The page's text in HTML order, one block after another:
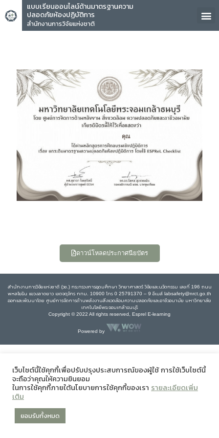
แบบเรียนออนไลน์ด้านมาตรฐานความ
ปลอดภัยห้องปฏิบัติการ
สำนักงานการวิจัยแห่งชาติ
คุณ
ดาวน์โหลดประกาศนียบัตร
สำนักงานการวิจัยแห่งชาติ (วช.) กระทรวงการอุดมศึกษา วิทยาศาสตร์ วิจัยและนวัตกรรม เลขที่ 196 ถนน
พหลโยธิน แขวงลาดยาว เขตจตุจักร กทม. 10900 โทร 0 25791370 – 9 อีเมล์ labsafety@nrct.go.th
ออกและพัฒนาโดย ศูนย์การจัดการด้านพลังงานสิ่งแวดล้อมความปลอดภัยและอาชีวอนามัย มหาวิทยาลัย
เทคโนโลยีพระจอมเกล้าธนบุรี
Copyright © 2022 All rights reserved, Esprel E-learning
Powered by
เว็บไซต์นี้ใช้คุกกี้เพื่อปรับปรุงประสบการณ์ของผู้ใช้ การใช้เว็บไซต์นี้
จะถือว่าคุณให้ความยินยอม
ในการใช้คุกกี้ภายใต้นโยบายการใช้คุกกี้ของเรา รายละเอียดเพิ่ม
เติม
ยอมรับทั้งหมด